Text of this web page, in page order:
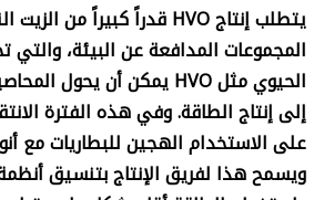
يتطلب إنتاجHVOقدراً كبيراً من الزيت
المجموعات المدافعة عن البيئة، والتي
الحيوي مثلHVOيمكن أن يحول
إلى إنتاج الطاقة. وفي هذه الفترة
على الاستخدام الهجين للبطاريات مع
ويسمح هذا لفريق الإنتاج بتنسيق